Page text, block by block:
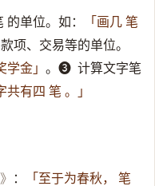
单位。如：
「画几 笔
项、交易等的单位。
学金」 。➌ ​ 计算文字笔
共有四 笔 。」
：
「至于为春秋， 笔